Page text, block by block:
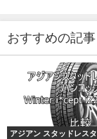
おすすめの記事
アジアン スタッドレス